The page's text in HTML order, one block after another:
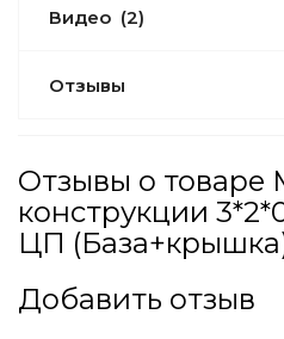
Видео (2)
Отзывы
Отзывы о товаре
конструкции
ЦП
Добавить отзыв